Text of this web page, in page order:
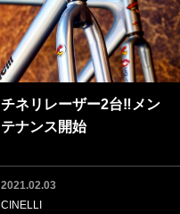
チネリレーザー2台‼メン
テナンス開始
2021.02.03
CINELLI